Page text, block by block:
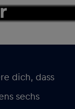
dich, dass
sechs